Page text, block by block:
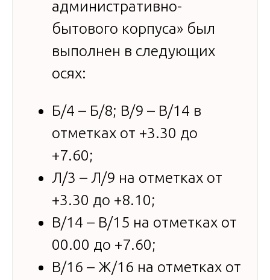
административно-
бытового корпуса» был
выполнен в следующих
осях:
Б/4 – Б/8; В/9 – В/14 в
отметках от +3.30 до
+7.60;
Л/3 – Л/9 на отметках от
+3.30 до +8.10;
В/14 – В/15 на отметках от
00.00 до +7.60;
В/16 – Ж/16 на отметках от